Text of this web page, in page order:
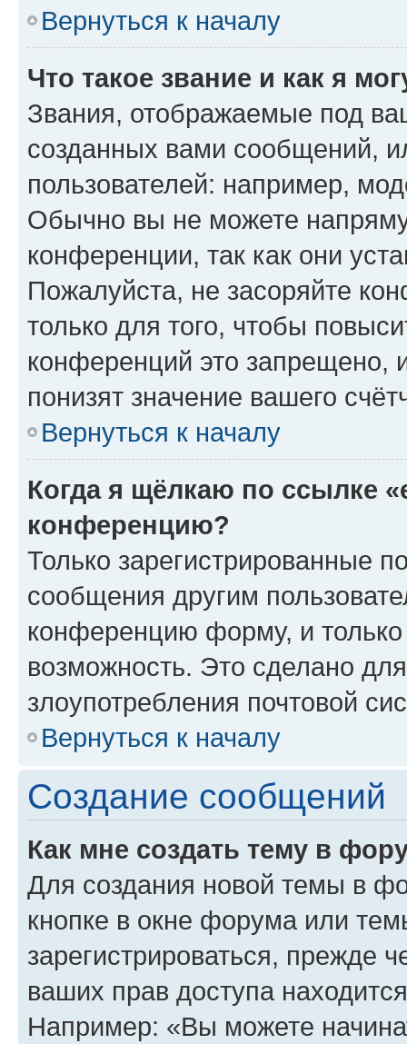
Вернуться к началу
Что такое звание и как я
Звания, отображаемые под
созданных вами сообщений,
пользователей: например,
Обычно вы не можете
конференции, так как они
Пожалуйста, не засоряйте
только для того, чтобы
конференций это запрещено,
понизят значение вашего
Вернуться к началу
Когда я щёлкаю по ссылке
конференцию?
Только зарегистрированные
сообщения другим
конференцию форму, и
возможность. Это сделано
злоупотребления почтовой
Вернуться к началу
Создание сообщений
Как мне создать тему в
Для создания новой темы в
кнопке в окне форума или
зарегистрироваться, прежде
ваших прав доступа
Например: «Вы можете